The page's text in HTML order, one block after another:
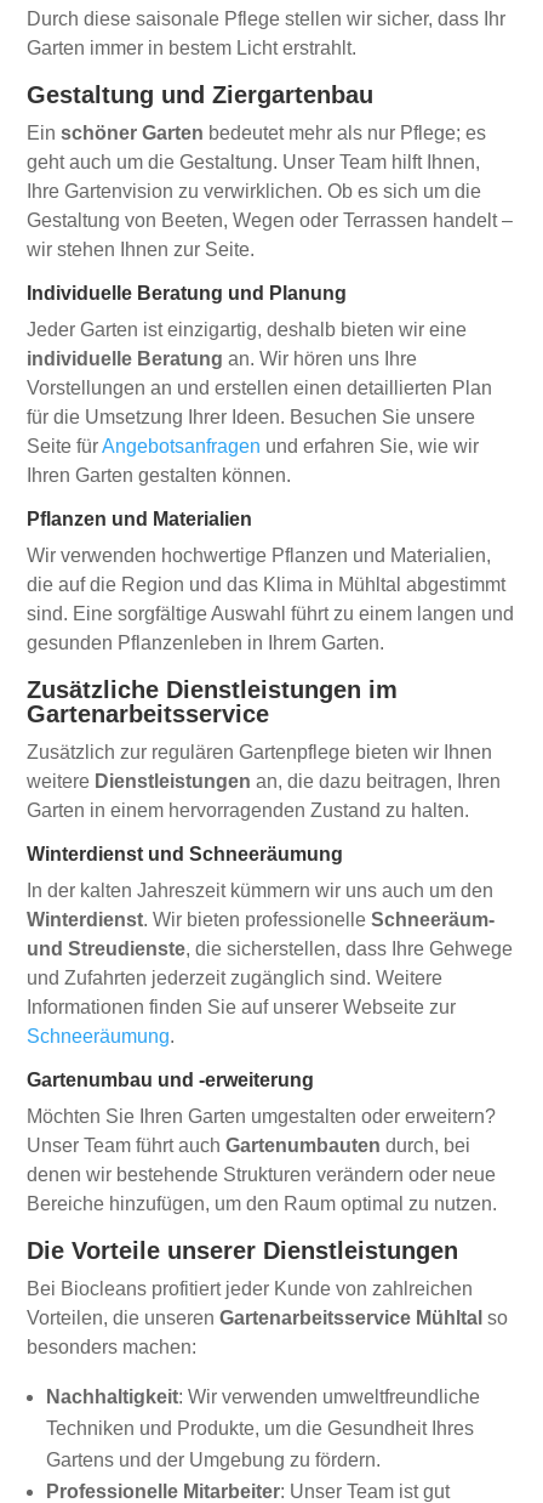
Durch diese saisonale Pflege stellen wir sicher, dass Ihr
Garten immer in bestem Licht erstrahlt.
Gestaltung und Ziergartenbau
Einschöner Garten bedeutet mehr als nur Pflege; es
geht auch um die Gestaltung. Unser Team hilft Ihnen,
Ihre Gartenvision zu verwirklichen. Ob es sich um die
Gestaltung von Beeten, Wegen oder Terrassen handelt –
wir stehen Ihnen zur Seite.
Individuelle Beratung und Planung
Jeder Garten ist einzigartig, deshalb bieten wir eine
individuelle Beratung an. Wir hören uns Ihre
Vorstellungen an und erstellen einen detaillierten Plan
für die Umsetzung Ihrer Ideen. Besuchen Sie unsere
Seite fürAngebotsanfragen und erfahren Sie, wie wir
Ihren Garten gestalten können.
Pflanzen und Materialien
Wir verwenden hochwertige Pflanzen und Materialien,
die auf die Region und das Klima in Mühltal abgestimmt
sind. Eine sorgfältige Auswahl führt zu einem langen und
gesunden Pflanzenleben in Ihrem Garten.
Zusätzliche Dienstleistungen im
Gartenarbeitsservice
Zusätzlich zur regulären Gartenpflege bieten wir Ihnen
weitere Dienstleistungen an, die dazu beitragen, Ihren
Garten in einem hervorragenden Zustand zu halten.
Winterdienst und Schneeräumung
In der kalten Jahreszeit kümmern wir uns auch um den
Winterdienst. Wir bieten professionelleSchneeräum-
und Streudienste, die sicherstellen, dass Ihre Gehwege
und Zufahrten jederzeit zugänglich sind. Weitere
Informationen finden Sie auf unserer Webseite zur
Schneeräumung.
Gartenumbau und -erweiterung
Möchten Sie Ihren Garten umgestalten oder erweitern?
Unser Team führt auchGartenumbauten durch, bei
denen wir bestehende Strukturen verändern oder neue
Bereiche hinzufügen, um den Raum optimal zu nutzen.
Die Vorteile unserer Dienstleistungen
Bei Biocleans profitiert jeder Kunde von zahlreichen
Vorteilen, die unserenGartenarbeitsservice Mühltal so
besonders machen:
Nachhaltigkeit: Wir verwenden umweltfreundliche
Techniken und Produkte, um die Gesundheit Ihres
Gartens und der Umgebung zu fördern.
Professionelle Mitarbeiter: Unser Team ist gut